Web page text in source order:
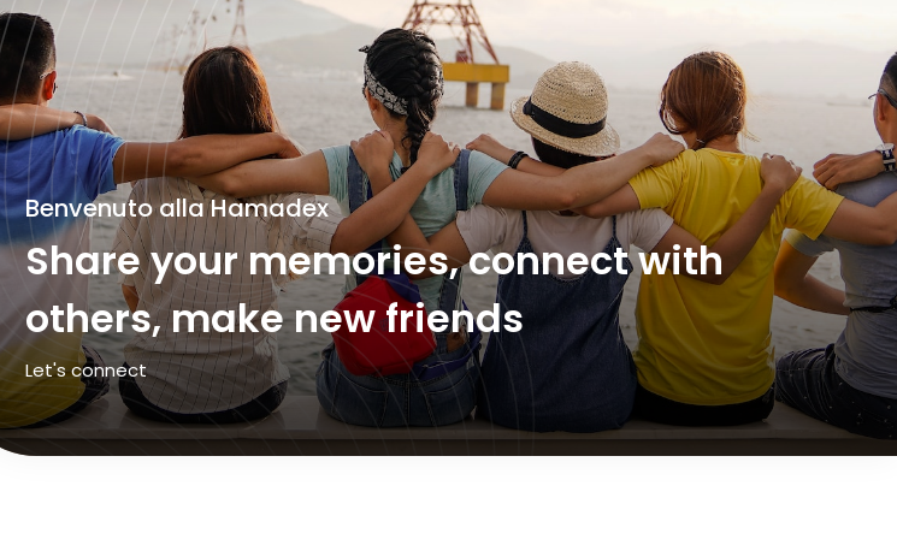
Benvenuto alla Hamadex
Share your memories, connect with
others, make new friends
Let's connect